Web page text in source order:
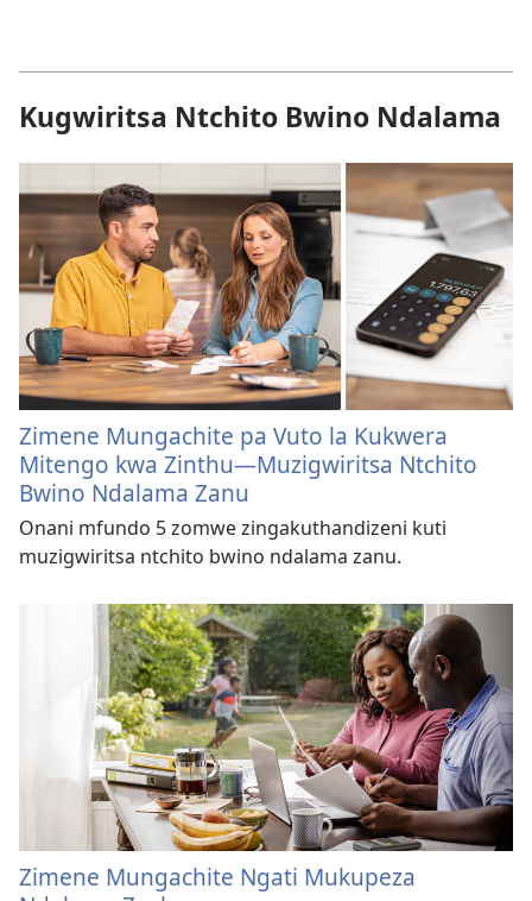
Kugwiritsa Ntchito Bwino Ndalama
Zimene Mungachite pa Vuto la Kukwera
Mitengo kwa Zinthu​​—⁠Muzigwiritsa Ntchito
Bwino Ndalama Zanu
Onani mfundo 5 zomwe zingakuthandizeni kuti
muzigwiritsa ntchito bwino ndalama zanu.
Zimene Mungachite Ngati Mukupeza